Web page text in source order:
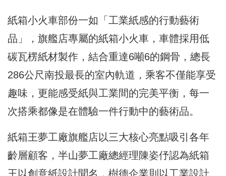
紙箱小火車部份一如「工業紙感的行動藝術
品」，旗艦店專屬的紙箱⼩火車，車體採用低
碳瓦楞紙材製作，結合重達6噸6的鋼骨，總長
286公尺南投最長的室內軌道，乘客不僅能享受
趣味，更能感受紙與工業間的完美平衡，每一
次搭乘都像是在體驗一件行動中的藝術品。
紙箱王夢工廠旗艦店以三大核心亮點吸引各年
齡層顧客，半山夢工廠總經理陳姿伃認為紙箱
王以創意紙設計聞名，樹德企業則以工業設計